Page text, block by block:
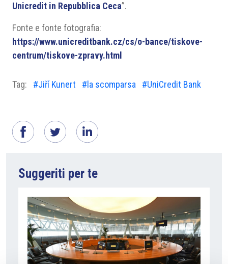
Unicredit in Repubblica Ceca”.
Fonte e fonte fotografia:
https://www.unicreditbank.cz/cs/o-bance/tiskove-
centrum/tiskove-zpravy.html
Tag: #Jiří Kunert #la scomparsa #UniCredit Bank
Suggeriti per te